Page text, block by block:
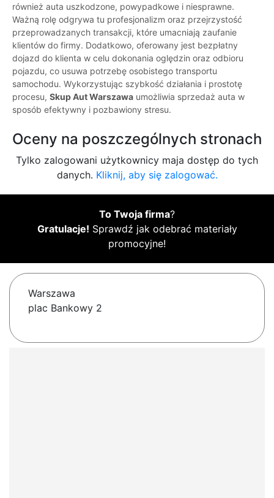
również auta uszkodzone, powypadkowe i niesprawne.
Ważną rolę odgrywa tu profesjonalizm oraz przejrzystość
przeprowadzanych transakcji, które umacniają zaufanie
klientów do firmy. Dodatkowo, oferowany jest bezpłatny
dojazd do klienta w celu dokonania oględzin oraz odbioru
pojazdu, co usuwa potrzebę osobistego transportu
samochodu. Wykorzystując szybkość działania i prostotę
procesu, Skup Aut Warszawa umożliwia sprzedaż auta w
sposób efektywny i pozbawiony stresu.
Oceny na poszczególnych stronach
Tylko zalogowani użytkownicy maja dostęp do tych
danych. Kliknij, aby się zalogować.
To Twoja firma?
Gratulacje! Sprawdź jak odebrać materiały
promocyjne!
Warszawa
plac Bankowy 2